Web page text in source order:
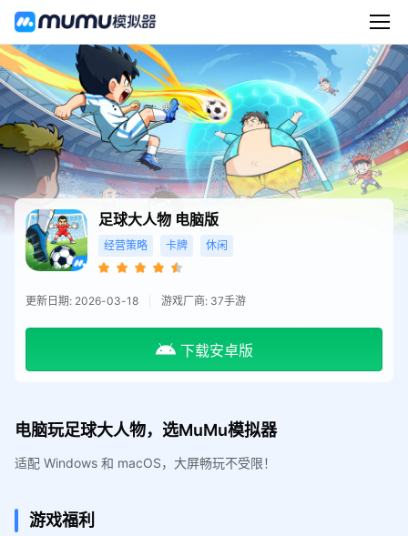
足球大人物 电脑版
经营策略 卡牌 休闲
更新日期: 2026-03-18 游戏厂商: 37手游
下载安卓版
电脑玩足球大人物，选MuMu模拟器
适配 Windows 和 macOS，大屏畅玩不受限！
游戏福利